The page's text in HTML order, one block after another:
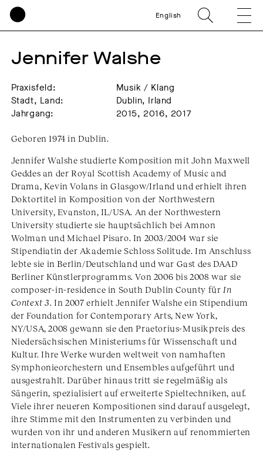
English
Jennifer Walshe
Praxisfeld:
Musik / Klang
Stadt, Land:
Dublin, Irland
Jahrgang:
2015, 2016, 2017
Geboren 1974 in Dublin.
Jennifer Walshe studierte Komposition mit John Maxwell
Geddes an der Royal Scottish Academy of Music and
Drama, Kevin Volans in Glasgow/Irland und erhielt ihren
Doktortitel in Komposition von der Northwestern
University, Evanston, IL/USA. An der Northwestern
University studierte sie hauptsächlich bei Amnon
Wolman und Michael Pisaro. In 2003/2004 war sie
Stipendiatin der Akademie Schloss Solitude. Im Anschluss
lebte sie in Berlin/Deutschland und war Gast des DAAD
Berliner Künstlerprogramms. Von 2006 bis 2008 war sie
composer-in-residence in South Dublin County für In
Context 3. In 2007 erhielt Jennifer Walshe ein Stipendium
der Foundation for Contemporary Arts, New York,
NY/USA, 2008 gewann sie den Praetorius-Musikpreis des
Niedersächsischen Ministeriums für Wissenschaft und
Kultur. Ihre Werke wurden weltweit von namhaften
Symphonieorchestern und Ensembles aufgeführt und
ausgestrahlt. Darüber hinaus tritt sie regelmäßig als
Sängerin, spezialisiert auf erweiterte Spieltechniken, auf.
Viele ihrer neueren Kompositionen sind darauf ausgelegt,
ihre Stimme mit den Instrumenten zu verbinden und
wurden von ihr und anderen Musikern auf renommierten
internationalen Festivals gespielt.